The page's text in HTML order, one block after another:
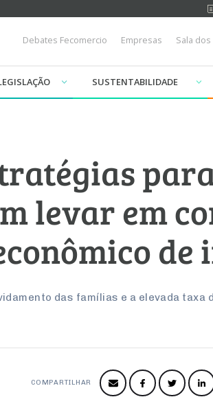
Debates Fecomercio Empresas Sala
SUSTENTABILIDADE
levar em
de
das famílias e a elevada
COMPARTILHAR